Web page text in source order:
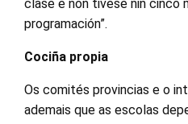
clase e non tivese nin cinco
programación”.
Cociña propia
Os comités provincias e o
ademais que as escolas